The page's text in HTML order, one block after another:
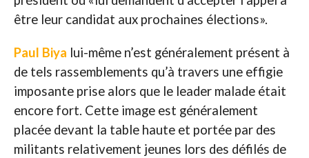
être leur candidat aux prochaines élections».
Paul Biya lui-même n’est généralement présent à
de tels rassemblements qu’à travers une effigie
imposante prise alors que le leader malade était
encore fort. Cette image est généralement
placée devant la table haute et portée par des
militants relativement jeunes lors des défilés de